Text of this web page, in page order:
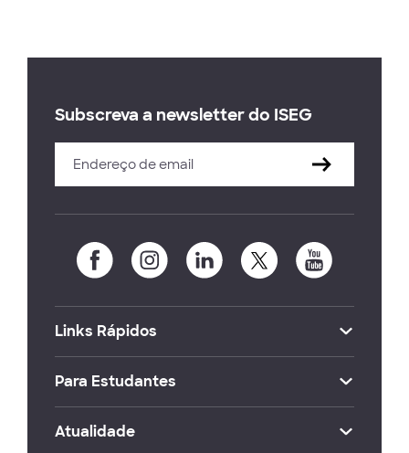
Subscreva a newsletter do ISEG
Links Rápidos
Para Estudantes
Atualidade